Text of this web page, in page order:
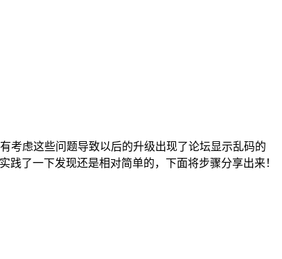
考虑这些问题导致以后的升级出现了论坛显示乱码的
了一下发现还是相对简单的，下面将步骤分享出来！